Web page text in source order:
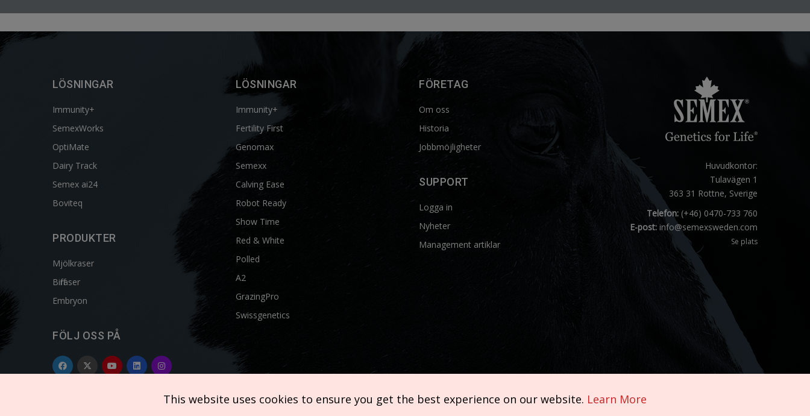
LÖSNINGAR
Immunity+
SemexWorks
OptiMate
Dairy Track
Semex ai24
Boviteq
PRODUKTER
Mjölkraser
Biffraser
Embryon
FÖLJ OSS PÅ
LÖSNINGAR
Immunity+
Fertility First
Genomax
Semexx
Calving Ease
Robot Ready
Show Time
Red & White
Polled
A2
GrazingPro
Swissgenetics
FÖRETAG
Om oss
Historia
Jobbmöjligheter
SUPPORT
Logga in
Nyheter
Management artiklar
Huvudkontor:
Tulavägen 1
363 31 Rottne, Sverige
Telefon:(+46) 0470-733 760
E-post: info@semexsweden.com
Se plats
This website uses cookies to ensure you get the best experience on our website. Learn More